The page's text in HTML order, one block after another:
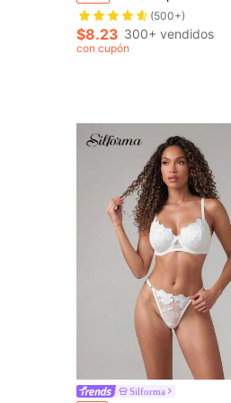
(500+)
$8.23 300+ vendidos
con cupón
Silforma